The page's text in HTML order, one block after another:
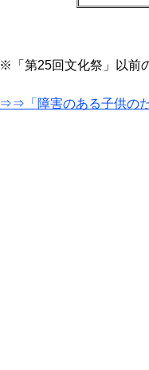
※「第25回文化祭」以前
⇒⇒「障害のある子供の